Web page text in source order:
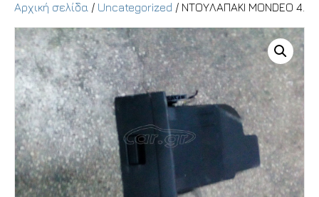
Αρχική σελίδα / Uncategorized / ΝΤΟΥΛΑΠΑΚΙ MONDEO 4.